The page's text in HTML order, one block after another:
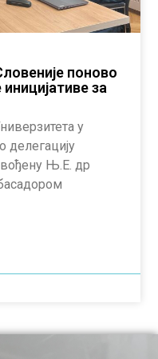
поново
за
у
делегацију
Њ.Е. др